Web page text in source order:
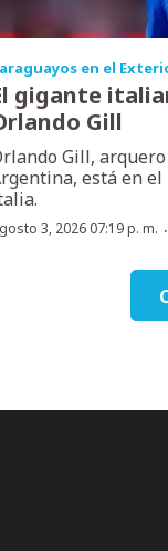
en el
gigante
Gill
Gill,
está en
3, 2026 07:19 p. m.